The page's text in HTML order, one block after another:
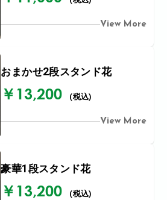
View More
おまかせ2段スタンド花
￥13,200 (税込)
View More
豪華1段スタンド花
￥13,200 (税込)